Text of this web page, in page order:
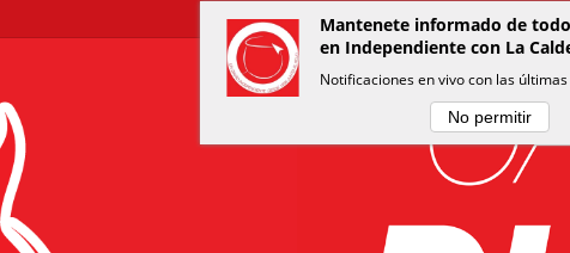
Mantenete informado de
en Independiente con La
Notificaciones en vivo con las
No permitir